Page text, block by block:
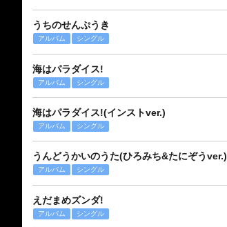
うちのせんぷうき
アルバム シングル
海はパラダイス!
アルバム シングル
海はパラダイス!(インストver.)
アルバム シングル
うんどうかいのうた(ひろみち&たにぞうver.)
アルバム シングル
えだまめズンダ!
アルバム シングル